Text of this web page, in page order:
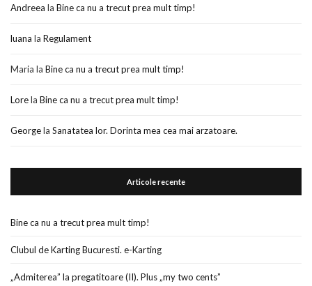
Andreea la Bine ca nu a trecut prea mult timp!
luana la Regulament
Maria la Bine ca nu a trecut prea mult timp!
Lorela Bine ca nu a trecut prea mult timp!
Georgela Sanatatea lor. Dorinta mea cea mai arzatoare.
Articole recente
Bine ca nu a trecut prea mult timp!
Clubul de Karting Bucuresti. e-Karting
„Admiterea” la pregatitoare (II). Plus „my two cents”